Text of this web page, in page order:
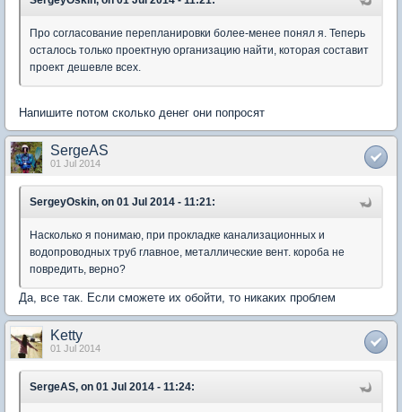
Про согласование перепланировки более-менее понял я. Теперь
осталось только проектную организацию найти, которая составит
проект дешевле всех.
Напишите потом сколько денег они попросят
SergeAS
01 Jul 2014
SergeyOskin, on 01 Jul 2014 - 11:21:
Насколько я понимаю, при прокладке канализационных и
водопроводных труб главное, металлические вент. короба не
повредить, верно?
Да, все так. Если сможете их обойти, то никаких проблем
Ketty
01 Jul 2014
SergeAS, on 01 Jul 2014 - 11:24: